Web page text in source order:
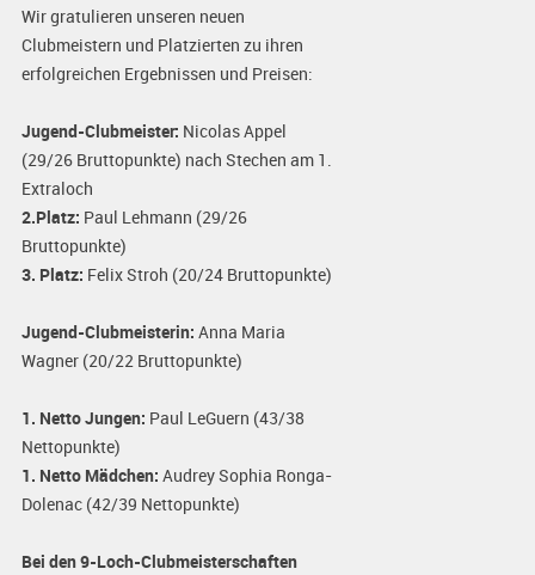
Wir gratulieren unseren neuen
Clubmeistern und Platzierten zu ihren
erfolgreichen Ergebnissen und Preisen:
Jugend-Clubmeister: Nicolas Appel
(29/26 Bruttopunkte) nach Stechen am 1.
Extraloch
2.Platz: Paul Lehmann (29/26
Bruttopunkte)
3. Platz: Felix Stroh (20/24 Bruttopunkte)
Jugend-Clubmeisterin: Anna Maria
Wagner (20/22 Bruttopunkte)
1. Netto Jungen: Paul LeGuern (43/38
Nettopunkte)
1. Netto Mädchen: Audrey Sophia Ronga-
Dolenac (42/39 Nettopunkte)
Bei den 9-Loch-Clubmeisterschaften